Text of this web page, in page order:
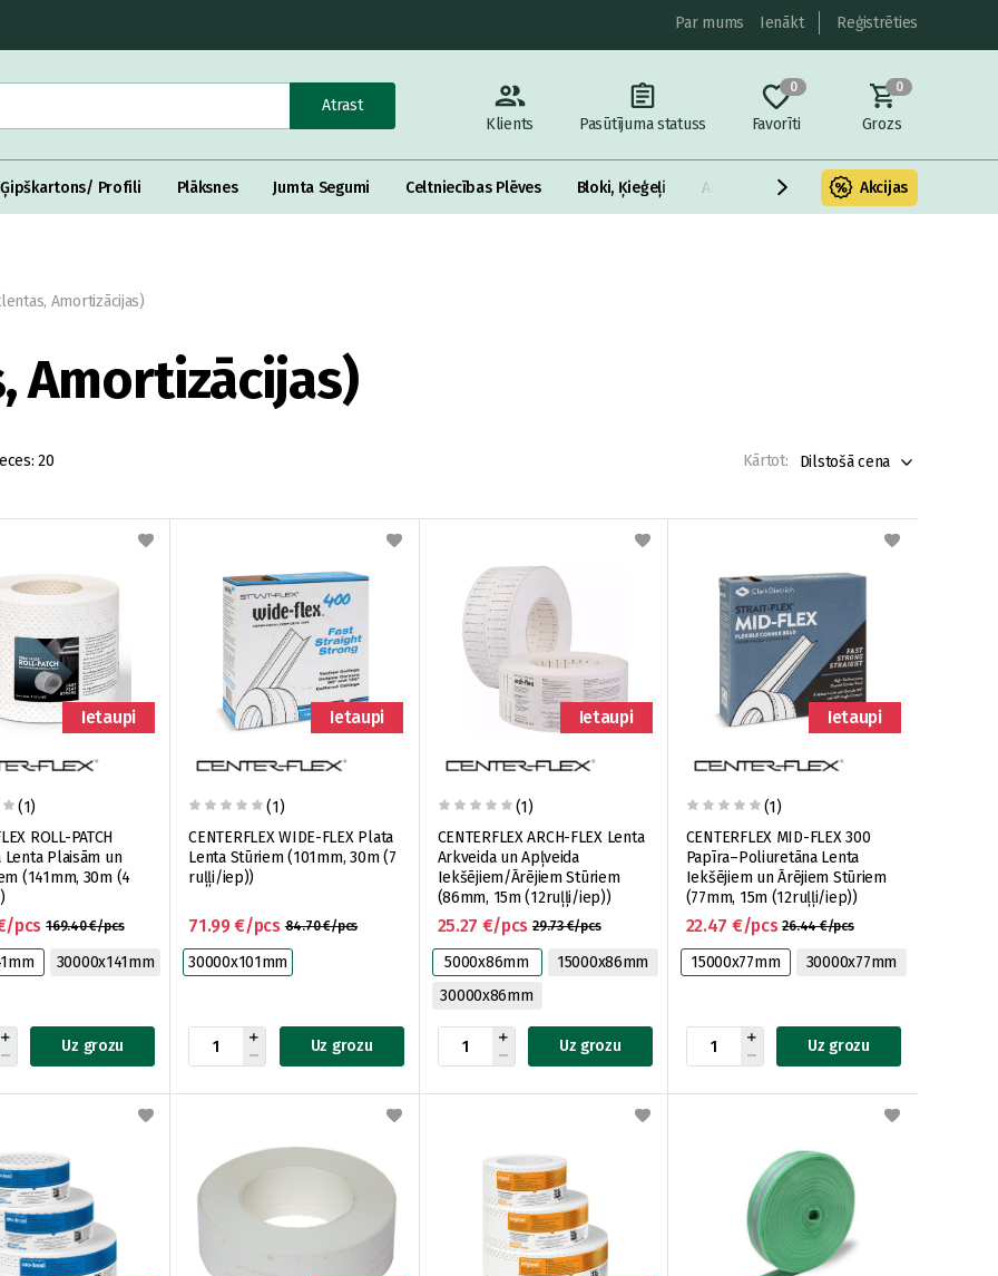
Par mums Ienākt Reģistrēties
Atrast
Klients
Pasūtījuma statuss
0
Favorīti
0
Grozs
Ģipškartons/ Profili Plāksnes Jumta Segumi Celtniecības Plēves Bloki, Ķieģeļi Armatūra un metāls Fasādes
Akcijas
Amortizācijas)
Amortizācijas)
20 Kārtot: Dilstošā cena
Ietaupi
(1)
ROLL-PATCH
Lenta Plaisām un
(141mm, 30m (4
169.40 €/pcs
pcs
30000x141mm
Uz grozu
Ietaupi
(1)
CENTERFLEX WIDE-FLEX Plata
Lenta Stūriem (101mm, 30m (7
ruļļi/iep))
84.70 €/pcs
71.99 €/pcs
30000x101mm
Uz grozu
Ietaupi
(1)
CENTERFLEX ARCH-FLEX Lenta
Arkveida un Apļveida
Iekšējiem/Ārējiem Stūriem
(86mm, 15m (12ruļļi/iep))
29.73 €/pcs
25.27 €/pcs
5000x86mm
15000x86mm
30000x86mm
Uz grozu
Ietaupi
(1)
CENTERFLEX MID-FLEX 300
Papīra–Poliuretāna Lenta
Iekšējiem un Ārējiem Stūriem
(77mm, 15m (12ruļļi/iep))
26.44 €/pcs
22.47 €/pcs
15000x77mm 30000x77mm
Uz grozu